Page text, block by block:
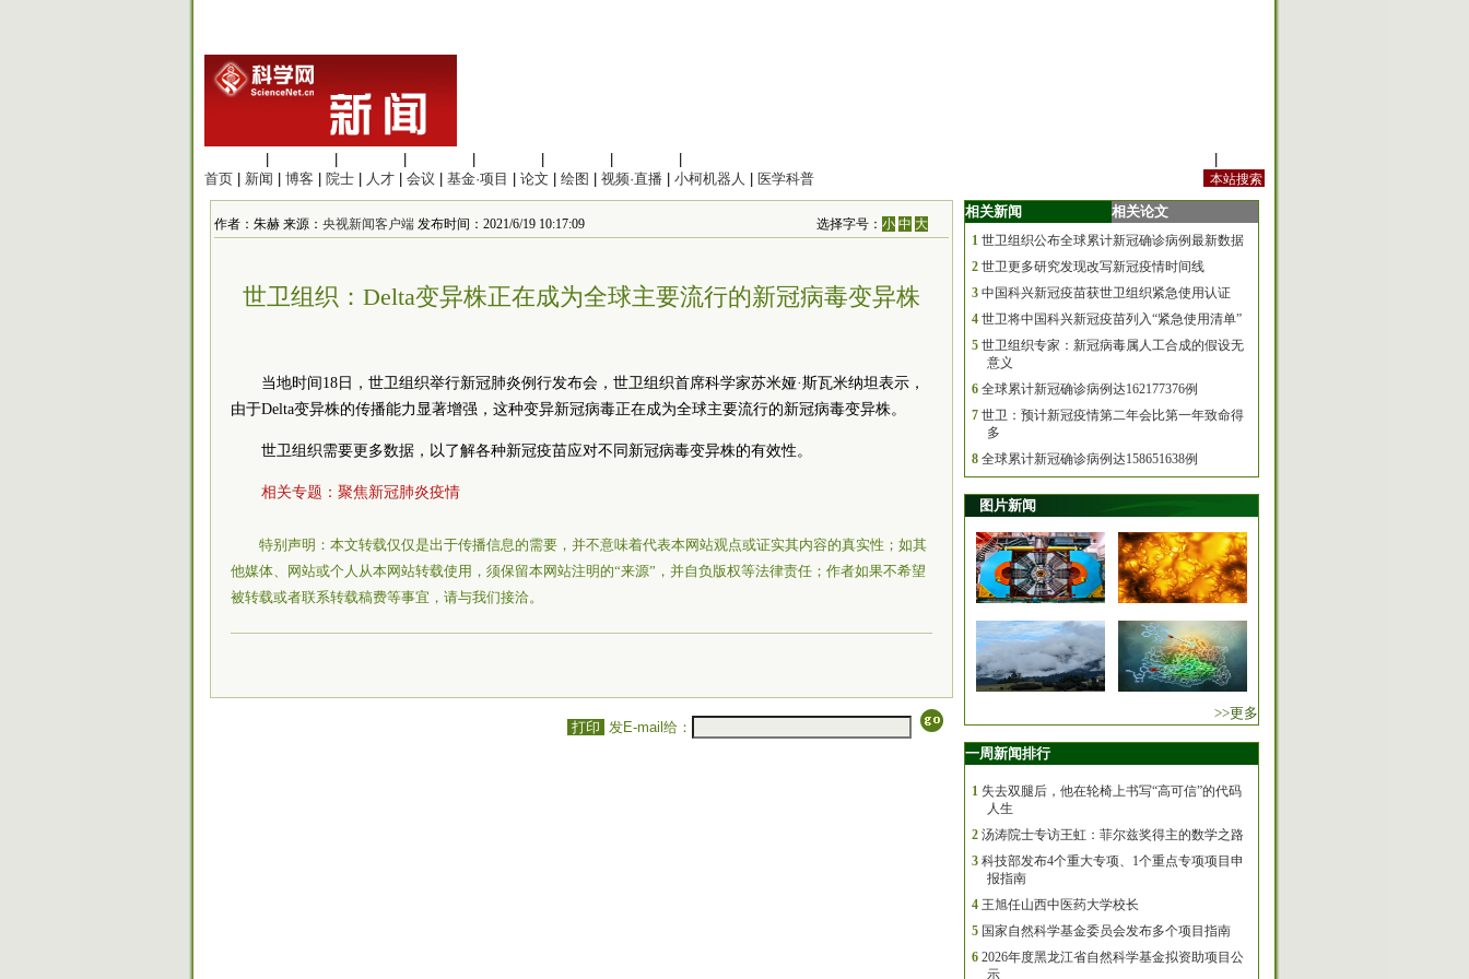
首页
新闻 博客 院士 人才 会议 基金·项目 论文 绘图 视频·直播 小柯机器人 医学科普
作者：朱赫 来源： 央视新闻客户端 发布时间：2021/6/19 10:17:09 选择字号：小 中 大
世卫组织：Delta变异株正在成为全球主要流行的新冠病毒变异株
当地时间18日，世卫组织举行新冠肺炎例行发布会，世卫组织首席科学家苏米娅·斯瓦米纳坦表示，
由于Delta变异株的传播能力显著增强，这种变异新冠病毒正在成为全球主要流行的新冠病毒变异株。
世卫组织需要更多数据，以了解各种新冠疫苗应对不同新冠病毒变异株的有效性。
相关专题： 聚焦新冠肺炎疫情
特别声明：本文转载仅仅是出于传播信息的需要，并不意味着代表本网站观点或证实其内容的真实性；如其
他媒体、网站或个人从本网站转载使用，须保留本网站注明的“来源”，并自负版权等法律责任；作者如果不希望
被转载或者联系转载稿费等事宜，请与我们接洽。
打印 发E-mail给：
相关新闻 相关论文
1 世卫组织公布全球累计新冠确诊病例最新数据
2 世卫更多研究发现改写新冠疫情时间线
3 中国科兴新冠疫苗获世卫组织紧急使用认证
4 世卫将中国科兴新冠疫苗列入“紧急使用清单”
5 世卫组织专家：新冠病毒属人工合成的假设无
意义
6 全球累计新冠确诊病例达162177376例
7 世卫：预计新冠疫情第二年会比第一年致命得
多
8 全球累计新冠确诊病例达158651638例
图片新闻
>>更多
一周新闻排行
1 失去双腿后，他在轮椅上书写“高可信”的代码
人生
2 汤涛院士专访王虹：菲尔兹奖得主的数学之路
3 科技部发布4个重大专项、1个重点专项项目申
报指南
4 王旭任山西中医药大学校长
5 国家自然科学基金委员会发布多个项目指南
6 2026年度黑龙江省自然科学基金拟资助项目公
示